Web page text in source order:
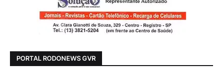
PORTAL RODONEWS GVR